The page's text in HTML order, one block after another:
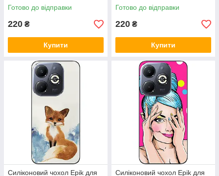
Готово до відправки
220 ₴
Купити
Готово до відправки
220 ₴
Купити
Силіконовий чохол Epik для
Силіконовий чохол Epik для